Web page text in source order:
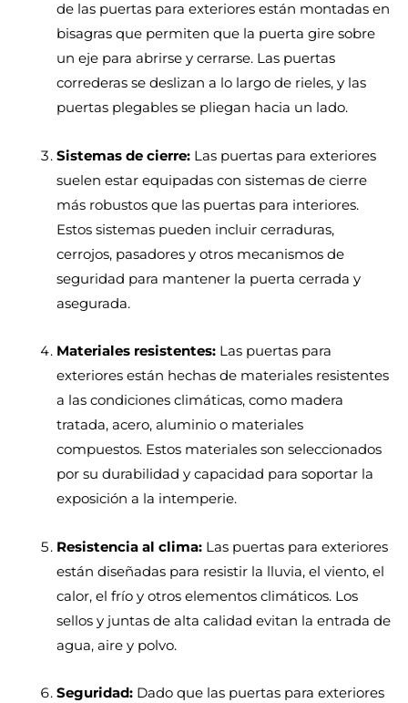
de las puertas para exteriores están montadas en
bisagras que permiten que la puerta gire sobre
un eje para abrirse y cerrarse. Las puertas
correderas se deslizan a lo largo de rieles, y las
puertas plegables se pliegan hacia un lado.
Sistemas de cierre:Las puertas para exteriores
suelen estar equipadas con sistemas de cierre
más robustos que las puertas para interiores.
Estos sistemas pueden incluir cerraduras,
cerrojos, pasadores y otros mecanismos de
seguridad para mantener la puerta cerrada y
asegurada.
Materiales resistentes:Las puertas para
exteriores están hechas de materiales resistentes
a las condiciones climáticas, como madera
tratada, acero, aluminio o materiales
compuestos. Estos materiales son seleccionados
por su durabilidad y capacidad para soportar la
exposición a la intemperie.
Resistencia al clima:Las puertas para exteriores
están diseñadas para resistir la lluvia, el viento, el
calor, el frío y otros elementos climáticos. Los
sellos y juntas de alta calidad evitan la entrada de
agua, aire y polvo.
Seguridad:Dado que las puertas para exteriores